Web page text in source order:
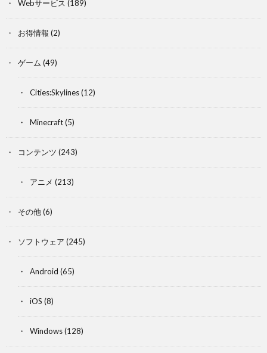
Webサービス (189)
お得情報 (2)
ゲーム (49)
Cities:Skylines(12)
Minecraft(5)
コンテンツ (243)
アニメ (213)
その他(6)
ソフトウェア (245)
Android (65)
iOS (8)
Windows(128)